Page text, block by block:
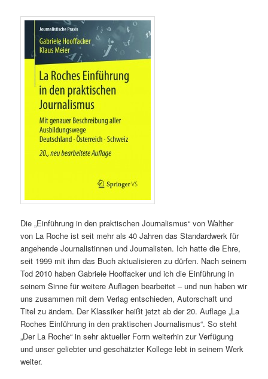
Die „Einführung in den praktischen Journalismus“ von Walther
von La Roche ist seit mehr als 40 Jahren das Standardwerk für
angehende Journalistinnen und Journalisten. Ich hatte die Ehre,
seit 1999 mit ihm das Buch aktualisieren zu dürfen. Nach seinem
Tod 2010 haben Gabriele Hooffacker und ich die Einführung in
seinem Sinne für weitere Auflagen bearbeitet – und nun haben wir
uns zusammen mit dem Verlag entschieden, Autorschaft und
Titel zu ändern. Der Klassiker heißt jetzt ab der 20. Auflage „La
Roches Einführung in den praktischen Journalismus“. So steht
„Der La Roche“ in sehr aktueller Form weiterhin zur Verfügung
und unser geliebter und geschätzter Kollege lebt in seinem Werk
weiter.